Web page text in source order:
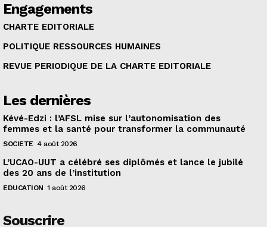
Engagements
CHARTE EDITORIALE
POLITIQUE RESSOURCES HUMAINES
REVUE PERIODIQUE DE LA CHARTE EDITORIALE
Les dernières
Kévé-Edzi : l’AFSL mise sur l’autonomisation des
femmes et la santé pour transformer la communauté
SOCIETE 4 août 2026
L’UCAO-UUT a célébré ses diplômés et lance le jubilé
des 20 ans de l’institution
EDUCATION 1 août 2026
Souscrire